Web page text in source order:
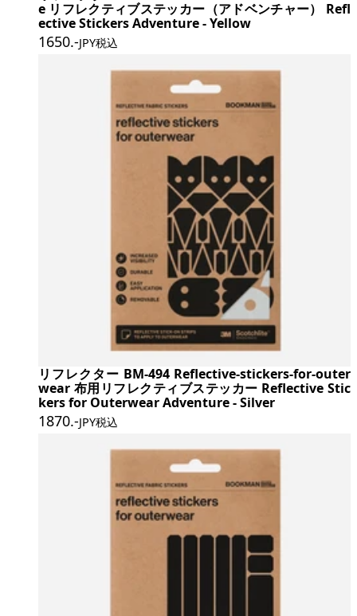
e リフレクティブステッカー（アドベンチャー） Refl
ective Stickers Adventure - Yellow
1650.-JPY税込
リフレクター BM-494 Reflective-stickers-for-outer
wear 布用リフレクティブステッカー Reflective Stic
kers for Outerwear Adventure - Silver
1870.-JPY税込